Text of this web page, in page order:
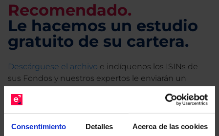
Consentimiento Detalles Acerca de las cookies
Recomendado.
Le hacemos un estudio
gratuito de su cartera.
Descárguese el archivo e indíquenos los ISINs de
sus Fondos y nuestros expertos le enviarán un
Limpias con las que podrá ahorrar en sus costes.